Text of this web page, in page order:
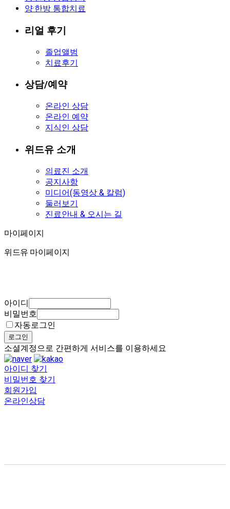
양·한방 통합치료
리얼 후기
졸업앨범
치료후기
상담/예약
온라인 상담
온라인 예약
지식인 상담
위드유 소개
의료진 소개
공지사항
미디어(동영상 & 칼럼)
둘러보기
진료안내 & 오시는 길
마이페이지
마이페이지
위드유 마이페이지
아이디
비밀번호
자동로그인
로그인
소셜계정으로 간편하게 서비스를 이용하세요
아이디 찾기
비밀번호 찾기
회원가입
온라인상담